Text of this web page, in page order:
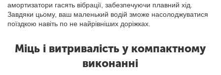
амортизатори гасять вібрації, забезпечуючи плавний хід.
Завдяки цьому, ваш маленький водій зможе насолоджуватися
поїздкою навіть по не найрівніших доріжках.
Міць і витривалість у компактному
виконанні